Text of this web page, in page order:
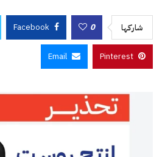
شاركها 0
Facebook
Pinterest
Email